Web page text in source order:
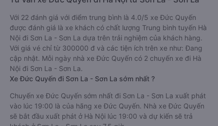
Với 22 đánh giá với điểm trung bình là 4.0/5 xe Đức Quyến
được đánh giá là xe khách có chất lượng Trung bình tuyến Hà
Nội đi Sơn La - Sơn La dựa trên trải nghiệm của khách hàng.
Với giá vé chỉ từ 300000 đ và các tiện ích trên xe như: Đang
cập nhật. Mỗi ngày nhà xe Đức Quyến có 2 chuyến xe đi Hà
Nội đi Sơn La - Sơn La.
Xe Đức Quyến đi Sơn La - Sơn La sớm nhất ?
Chuyến xe Đức Quyến sớm nhất đi Sơn La - Sơn La xuất phát
vào lúc 19:00 là của hãng xe Đức Quyến. Nhà xe Đức Quyến
sẽ bắt đầu xuất phát ở Hà Nội lúc 19:00 và dự kiến sẽ trả